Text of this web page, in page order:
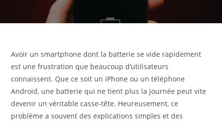
Avoir un smartphone dont la batterie se vide rapidement
est une frustration que beaucoup d’utilisateurs
connaissent. Que ce soit un iPhone ou un téléphone
Android, une batterie qui ne tient plus la journée peut vite
devenir un véritable casse-tête. Heureusement, ce
problème a souvent des explications simples et des